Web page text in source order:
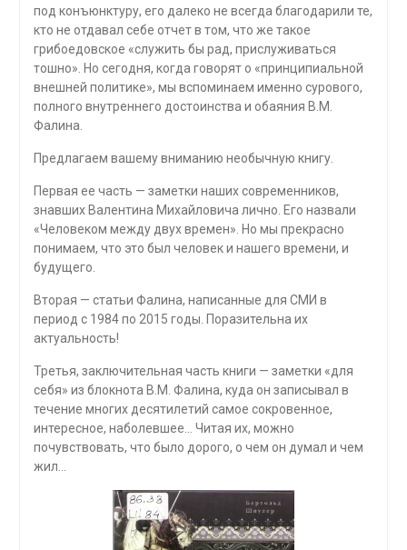
под конъюнктуру, его далеко не всегда благодарили те,
кто не отдавал себе отчет в том, что же такое
грибоедовское «служить бы рад, прислуживаться
тошно». Но сегодня, когда говорят о «принципиальной
внешней политике», мы вспоминаем именно сурового,
полного внутреннего достоинства и обаяния В.М.
Фалина.
Предлагаем вашему вниманию необычную книгу.
Первая ее часть — заметки наших современников,
знавших Ва­лентина Михайловича лично. Его назвали
«Человеком между двух времен». Но мы прекрасно
понимаем, что это был человек и нашего времени, и
будущего.
Вторая — статьи Фалина, написанные для СМИ в
период с 1984 по 2015 годы. Поразительна их
актуальность!
Третья, заключительная часть книги — заметки «для
себя» из блокнота В.М. Фалина, куда он записывал в
течение многих десятилетий самое сокровенное,
интересное, наболевшее… Читая их, можно
почувствовать, что было дорого, о чем он думал и чем
жил…